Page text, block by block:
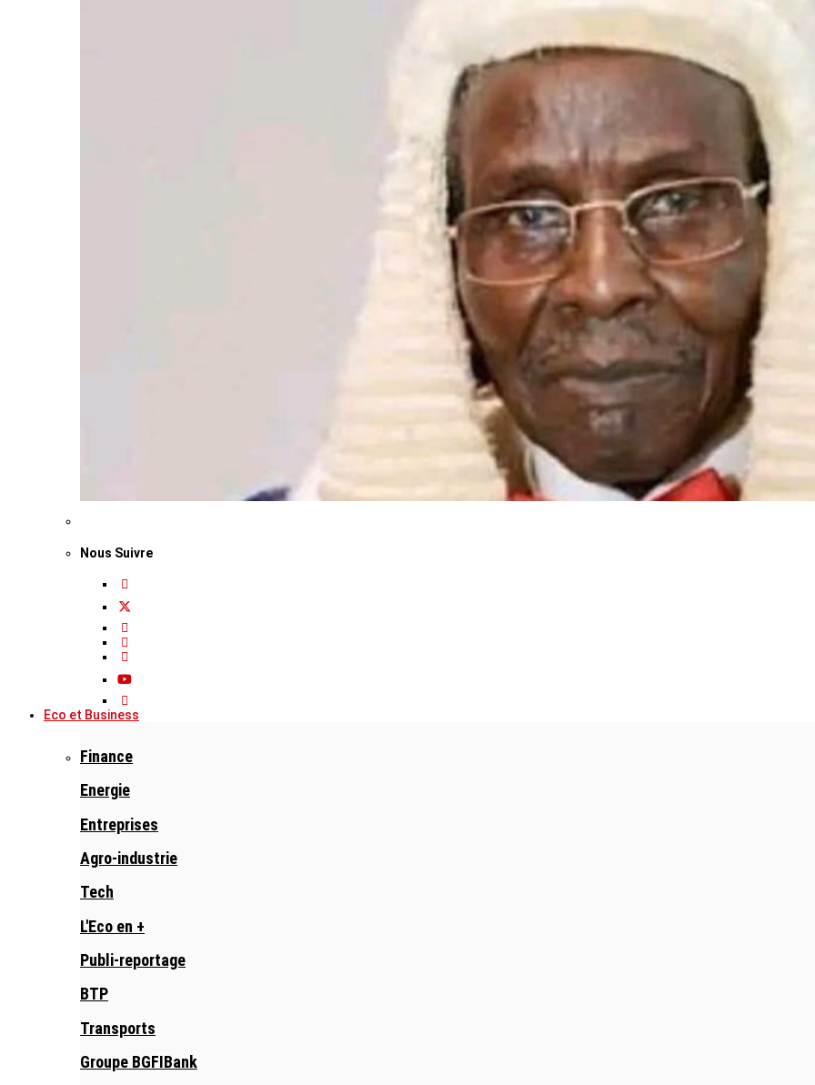
Nous Suivre
Eco et Business
Finance
Energie
Entreprises
Agro-industrie
Tech
L'Eco en +
Publi-reportage
BTP
Transports
Groupe BGFIBank